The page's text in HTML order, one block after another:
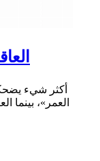
أكثر شيء
العمر»،